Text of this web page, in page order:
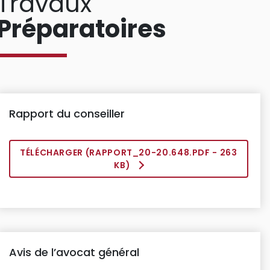
Rapport du conseiller
TÉLÉCHARGER (RAPPORT_20-20.648.PDF - 263
KB)
Avis de l’avocat général